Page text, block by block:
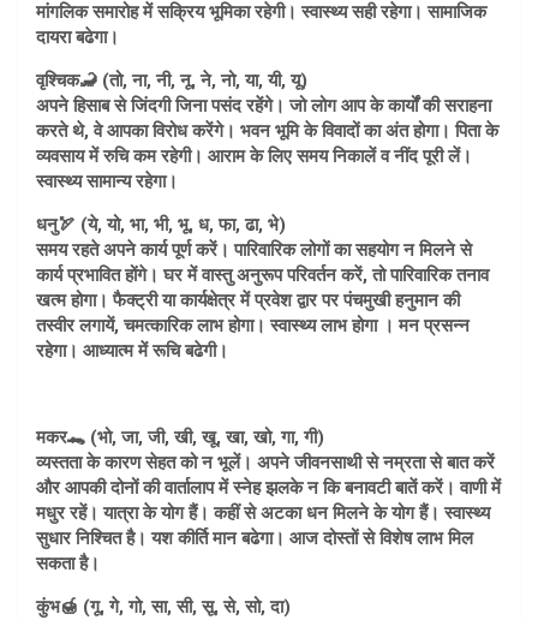
मांगलिक समारोह में सक्रिय भूमिका रहेगी। स्वास्थ्य सही रहेगा। सामाजिक
दायरा बढेगा।
वृश्चिक🦂 (तो, ना, नी, नू, ने, नो, या, यी, यू)
अपने हिसाब से जिंदगी जिना पसंद रहेंगे। जो लोग आप के कार्यों की सराहना
करते थे, वे आपका विरोध करेंगे। भवन भूमि के विवादों का अंत होगा। पिता के
व्यवसाय में रुचि कम रहेगी। आराम के लिए समय निकालें व नींद पूरी लें।
स्वास्थ्य सामान्य रहेगा।
धनु🏹 (ये, यो, भा, भी, भू, ध, फा, ढा, भे)
समय रहते अपने कार्य पूर्ण करें। पारिवारिक लोगों का सहयोग न मिलने से
कार्य प्रभावित होंगे। घर में वास्तु अनुरूप परिवर्तन करें, तो पारिवारिक तनाव
खत्म होगा। फैक्ट्री या कार्यक्षेत्र में प्रवेश द्वार पर पंचमुखी हनुमान की
तस्वीर लगायें, चमत्कारिक लाभ होगा। स्वास्थ्य लाभ होगा । मन प्रसन्न
रहेगा। आध्यात्म में रूचि बढेगी।
मकर🐊 (भो, जा, जी, खी, खू, खा, खो, गा, गी)
व्यस्तता के कारण सेहत को न भूलें। अपने जीवनसाथी से नम्रता से बात करें
और आपकी दोनों की वार्तालाप में स्नेह झलके न कि बनावटी बातें करें। वाणी में
मधुर रहें। यात्रा के योग हैं। कहीं से अटका धन मिलने के योग हैं। स्वास्थ्य
सुधार निश्चित है। यश कीर्ति मान बढेगा। आज दोस्तों से विशेष लाभ मिल
सकता है।
कुंभ🍯 (गू, गे, गो, सा, सी, सू, से, सो, दा)